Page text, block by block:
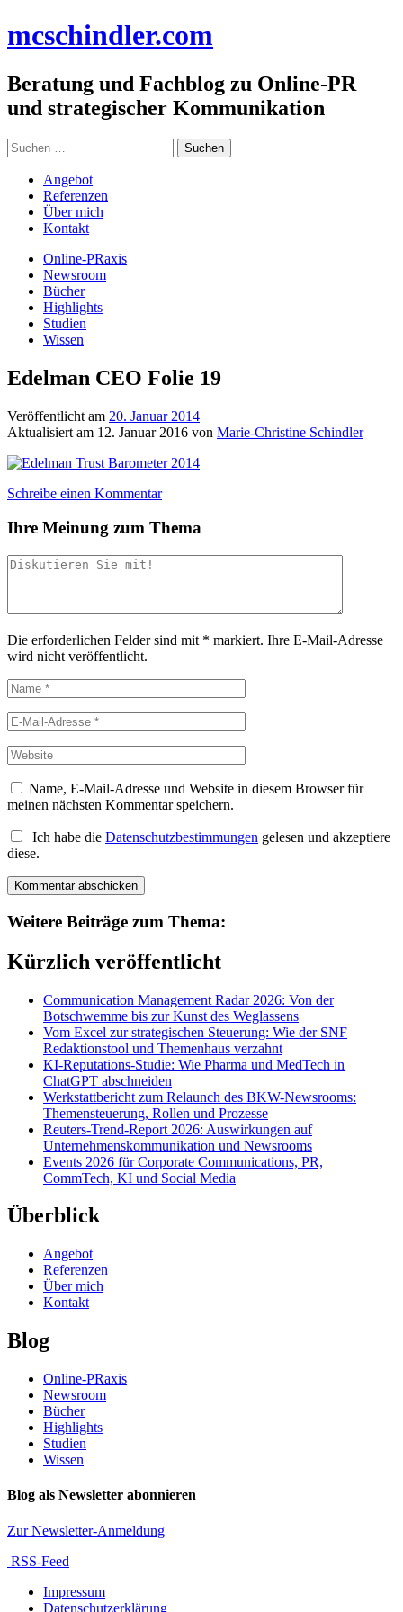
Inhalt
mcschindler.com
Beratung und Fachblog zu Online-PR
und strategischer Kommunikation
Suchen
nach:
Angebot
Referenzen
Über mich
Kontakt
Online-PRaxis
Newsroom
Bücher
Highlights
Studien
Wissen
Edelman CEO Folie 19
Veröffentlicht am 20. Januar 2014
Aktualisiert am 12. Januar 2016 von Marie-Christine Schindler
Schreibe einen Kommentar
Ihre Meinung zum Thema
Die erforderlichen Felder sind mit * markiert. Ihre E-Mail-Adresse
wird nicht veröffentlicht.
Name, E-Mail-Adresse und Website in diesem Browser für
meinen nächsten Kommentar speichern.
Ich habe die Datenschutzbestimmungen gelesen und akzeptiere
diese.
Weitere Beiträge zum Thema:
Kürzlich veröffentlicht
Communication Management Radar 2026: Von der
Botschwemme bis zur Kunst des Weglassens
Vom Excel zur strategischen Steuerung: Wie der SNF
Redaktionstool und Themenhaus verzahnt
KI-Reputations-Studie: Wie Pharma und MedTech in
ChatGPT abschneiden
Werkstattbericht zum Relaunch des BKW-Newsrooms:
Themensteuerung, Rollen und Prozesse
Reuters-Trend-Report 2026: Auswirkungen auf
Unternehmenskommunikation und Newsrooms
Events 2026 für Corporate Communications, PR,
CommTech, KI und Social Media
Überblick
Angebot
Referenzen
Über mich
Kontakt
Blog
Online-PRaxis
Newsroom
Bücher
Highlights
Studien
Wissen
Blog als Newsletter abonnieren
Zur Newsletter-Anmeldung
RSS-Feed
Impressum
Datenschutzerklärung